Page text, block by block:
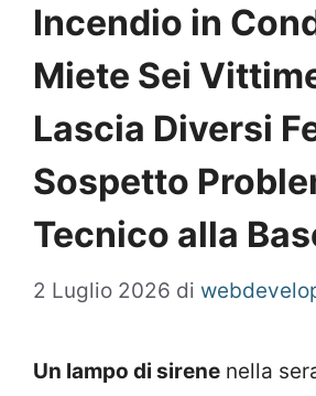
Incendio in
Miete Sei
Lascia Diversi
Sospetto
Tecnico alla
2 Luglio 2026 di
Un lampo di sirene nella